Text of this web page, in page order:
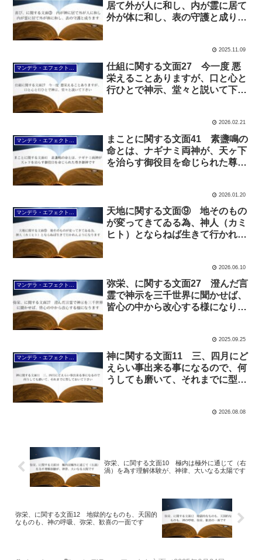
居て外が人に和し、内が霊に居て
外が体に和し、表の守護と成りま
2025.11.09
マンデラ・エフェクト文面（2025年6月24日～
仕組に関する文面27 今一度 悪
栄えることありますが、口と心と
行ひとで神示、堂々と説いて下さ
2026.02.21
まことに関する文面41 素盞鳴の
命とは、ナギナミ両神が、天ヶ下
を治らす御役目を命じられた尊き
2026.01.20
マンデラ・エフェクト文面（2025年6月24日～
天地に関する文面⑨ 地そのもの
が変ってきてゐる為、神人（カミ
ヒト）とならねば生きて行かれん
2026.06.10
マンデラ・エフェクト文面（2025年6月24日～
弥栄、に関する文面27 澄んだ言
霊で神示を三千世界に聞かせば、
皆心の中から改心する様になりま
2025.09.25
神に関する文面11 三、四月にど
えらい事出来る事になるので、何
うしても磨いて、それまでに型し
2026.08.08
弥栄、に関する文面10 極内は極外に通じて（右
渦）を為す理解体験が、神律、大いなる太陽です
弥栄、に関する文面12 地獄的なものも、天国的
なものも、神の呼吸、弥栄、歓喜の一面です